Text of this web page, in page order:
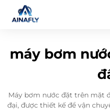
máy bơm
Máy bơm nước đặt trên mặt
đại, được thiết kế để vận